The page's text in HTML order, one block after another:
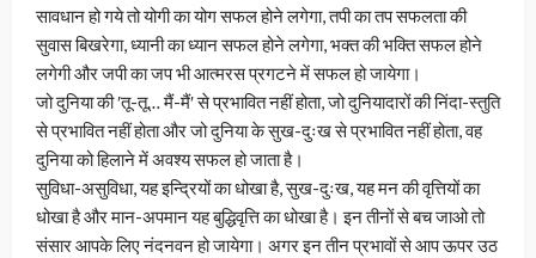
सावधान हो गये तो योगी का योग सफल होने लगेगा, तपी का तप सफलता की
सुवास बिखरेगा, ध्यानी का ध्यान सफल होने लगेगा, भक्त की भक्ति सफल होने
लगेगी और जपी का जप भी आत्मरस प्रगटने में सफल हो जायेगा।
जो दुनिया की ʹतू-तू… मैं-मैंʹ से प्रभावित नहीं होता, जो दुनियादारों की निंदा-स्तुति
से प्रभावित नहीं होता और जो दुनिया के सुख-दुःख से प्रभावित नहीं होता, वह
दुनिया को हिलाने में अवश्य सफल हो जाता है।
सुविधा-असुविधा, यह इन्द्रियों का धोखा है, सुख-दुःख, यह मन की वृत्तियों का
धोखा है और मान-अपमान यह बुद्धिवृत्ति का धोखा है। इन तीनों से बच जाओ तो
संसार आपके लिए नंदनवन हो जायेगा। अगर इन तीन प्रभावों से आप ऊपर उठ